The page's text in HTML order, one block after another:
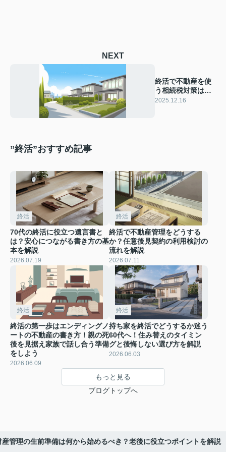
NEXT
終活で不動産を使
う相続税対策は何
がある？始め方や
2025.12.16
”終活”おすすめ記事
終活
70代の終活に役立つ遺言書と
は？安心につながる書き方の基
本を解説
2026.07.19
終活
終活で不動産管理をどうする
か？任意後見契約の利用検討の
流れを解説
2026.07.11
終活
終活の第一歩はエンディングノ
ートの不動産の書き方！親の死
後を見据え家族で話し合う準備
をしよう
2026.06.09
終活
持ち家を終活でどうするか迷う
60代へ！住み替えのタイミン
グと後悔しない選び方を解説
2026.06.03
もっと見る
ブログトップへ
産管理の生前準備は何から始めるべき？老後に役立つポイントを解説